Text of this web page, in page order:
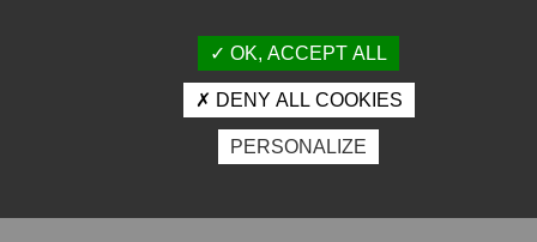
Crédits et mentions légales
Espace presse
Photothèque
OK, ACCEPT ALL
DENY ALL COOKIES
PERSONALIZE